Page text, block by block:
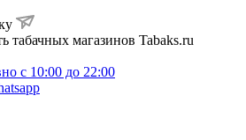
табачных магазинов Tabaks.ru
с 10:00 до 22:00